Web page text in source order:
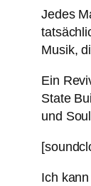
Jedes
Musik,
Ein
State
und
Ich